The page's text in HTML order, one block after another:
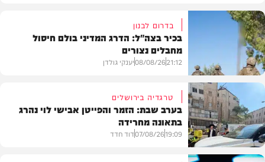
חדשות
בדרום לבנון
בכיר בצה"ל: הדרג המדיני בולם חיסול
מחבלים נצורים
21:12
08/08/26יענקי גולדן
טרגדיה בירושלים
בערב שבת: הזמר והפייטן אבישי לוי נהרג
בתאונה מחרידה
19:09
07/08/26דוד חדד